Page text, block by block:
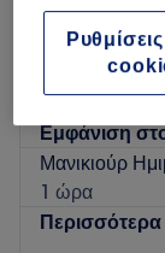
Andrianna
4,9
Θεσσαλονίκης
Εμφάνιση
Μανικιούρ
1 ώρα
Περισσότερα